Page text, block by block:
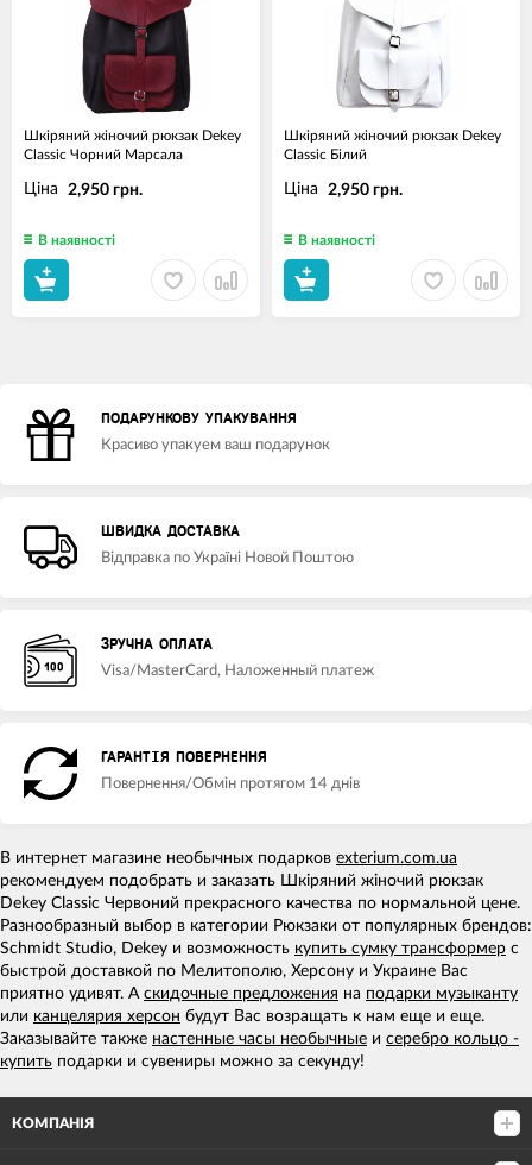
Шкіряний жіночий рюкзак Dekey
Classic Чорний Марсала
Ціна 2,950 грн.
В наявності
Шкіряний жіночий рюкзак Dekey
Classic Білий
Ціна 2,950 грн.
В наявності
ПОДАРУНКОВУ УПАКУВАННЯ
Красиво упакуем ваш подарунок
ШВИДКА ДОСТАВКА
Відправка по Україні Новой Поштою
ЗРУЧНА ОПЛАТА
Visa/MasterCard, Наложенный платеж
ГАРАНТІЯ ПОВЕРНЕННЯ
Повернення/Обмін протягом 14 днів
В интернет магазине необычных подарков exterium.com.ua
рекомендуем подобрать и заказать Шкіряний жіночий рюкзак
Dekey Classic Червоний прекрасного качества по нормальной цене.
Разнообразный выбор в категории Рюкзаки от популярных брендов:
Schmidt Studio, Dekey и возможность купить сумку трансформер с
быстрой доставкой по Мелитополю, Херсону и Украине Вас
приятно удивят. А скидочные предложения на подарки музыканту
или канцелярия херсон будут Вас возращать к нам еще и еще.
Заказывайте также настенные часы необычные и серебро кольцо -
купить подарки и сувениры можно за секунду!
КОМПАНІЯ